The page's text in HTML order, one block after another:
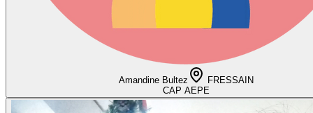
Amandine Bultez
FRESSAIN
CAP AEPE